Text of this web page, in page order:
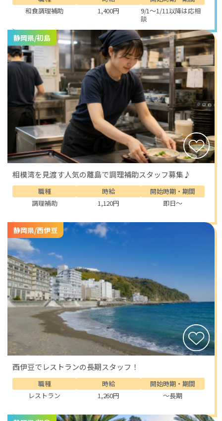
食の魅力も、この地域での生活をより豊かなものにして
くれます。新鮮な魚介類を使った料理はもちろん、昔な
がらの商店や喫茶店を巡るのも楽しみのひとつです。地
元の人々に愛されるお店を見つけることで、この場所で
暮らしている実感がより深まります。仕事終わりに立ち
寄る小さなお店や、休日にゆっくり味わう食事は、ここ
での生活をより特別なものにしてくれます。
このリゾートバイトでは、レストラン業務と客室清掃の
両方を担当していただきます。レストランでは、お客様
のご案内や食器下げ、料理の補充、料理の説明などを行
います。お客様が心地よく食事を楽しめるよう、丁寧な
対応をすることが大切です。直接お客様と接する機会が
多いため、人と関わることが好きな方にとって、とても
ませんが、未経験の方でも安心して始められるよう、周
囲のスタッフがしっかりサポートしてくれます。
ニティの補充、風呂やトイレの清掃、掃除機掛け、拭き
掃除などを行います。お客様が快適に過ごせる空間を整
える大切な役割であり、自分の手で整えた客室が完成し
たときには、大きな達成感を感じることができます。細
かな部分まで気を配る力や、丁寧に作業を進める力が自
然と身についていきます。
勤務時間は6時から22時の間で、1日8時間前後となりま
す。日によって多少の変動はありますが、無理のない範
囲で働くことができ、生活のリズムを整えながら過ごす
ことができます。未経験の方でも応募可能で、新しい環
境に挑戦したい方にとって最適な機会です。
生活面でも安心できる環境が整っています。寮は客室寮
が用意されており、Wi-Fi環境も完備されています。寮
費や光熱費は無料のため、生活費を抑えながら働くこと
め、日々の食事にも困ることはありません。交通費も規
和食調理補助
1,400円
9/1～1/11以降は応相
談
静岡県/初島
相模湾を見渡す人気の離島で調理補助スタッフ募集♪
職種
調理補助
時給
1,120円
開始時期・期間
即日～
静岡県/西伊豆
西伊豆でレストランの長期スタッフ！
職種
レストラン
時給
1,260円
開始時期・期間
～長期